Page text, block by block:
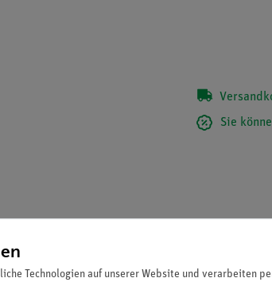
Sie
Technologien auf unserer Website und verarbeiten